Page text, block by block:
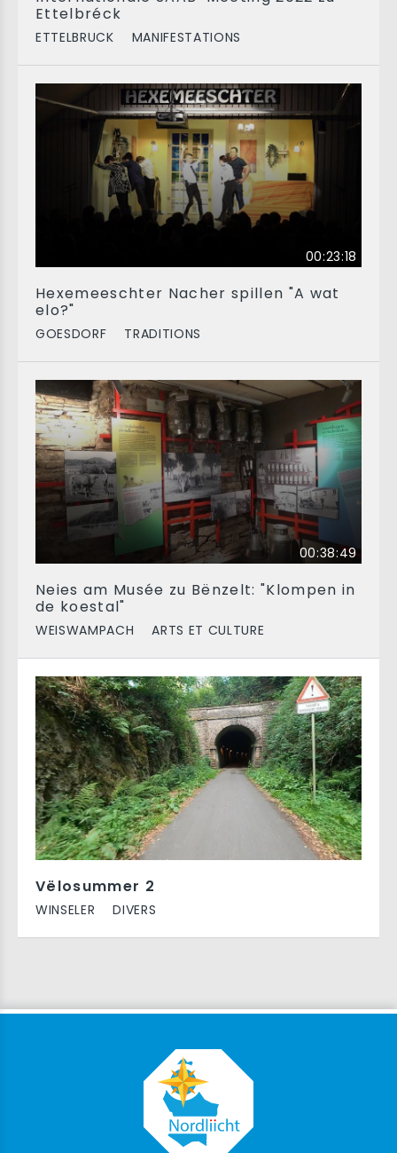
Ettelbréck
ETTELBRUCK MANIFESTATIONS
00:23:18
Hexemeeschter Nacher spillen "A wat
elo?"
GOESDORF TRADITIONS
00:38:49
Neies am Musée zu Bënzelt: "Klompen in
de koestal"
WEISWAMPACH ARTS ET CULTURE
Vëlosummer 2
WINSELER DIVERS